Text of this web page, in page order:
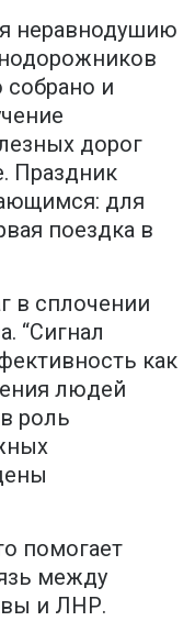
неравнодушию
и
дорог
Праздник
для
поездка в
в сплочении
“Сигнал
как
людей
роль
помогает
между
и ЛНР.